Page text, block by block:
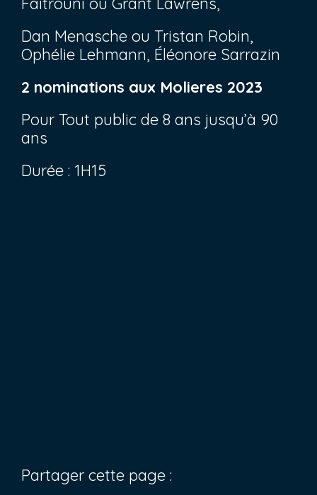
Dan Menasche ou Tristan Robin,
Ophélie Lehmann, Éléonore Sarrazin
2 nominations aux Molieres 2023
Pour Tout public de 8 ans jusqu’à 90
ans
Durée : 1H15
Partager cette page :